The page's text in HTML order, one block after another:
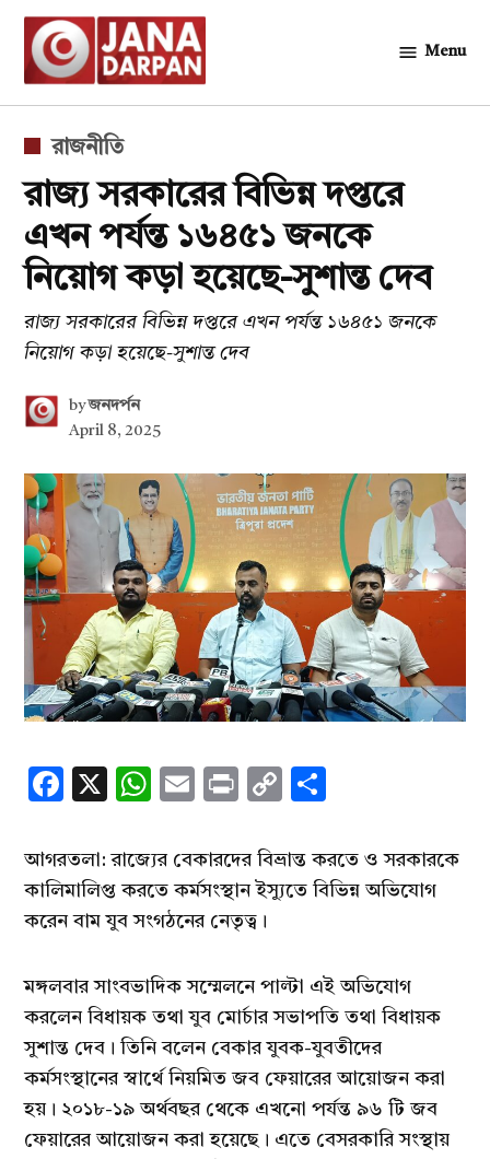
Skip
content
Menu
POSTED
রাজনীতি
রাজ্য সরকারের বিভিন্ন দপ্তরে
এখন পর্যন্ত ১৬৪৫১ জনকে
নিয়োগ কড়া হয়েছে-সুশান্ত দেব
রাজ্য সরকারের বিভিন্ন দপ্তরে এখন পর্যন্ত ১৬৪৫১ জনকে
নিয়োগ কড়া হয়েছে-সুশান্ত দেব
by জনদর্পন
April 8, 2025
Facebook
X WhatsApp
EmailPrintCopy
আগরতলা: রাজ্যের বেকারদের বিভ্রান্ত করতে ও সরকারকে
কালিমালিপ্ত করতে কর্মসংস্থান ইস্যুতে বিভিন্ন অভিযোগ
করেন বাম যুব সংগঠনের নেতৃত্ব।
মঙ্গলবার সাংবভাদিক সম্মেলনে পাল্টা এই অভিযোগ
করলেন বিধায়ক তথা যুব মোর্চার সভাপতি তথা বিধায়ক
সুশান্ত দেব। তিনি বলেন বেকার যুবক-যুবতীদের
কর্মসংস্থানের স্বার্থে নিয়মিত জব ফেয়ারের আয়োজন করা
হয়। ২০১৮-১৯ অর্থবছর থেকে এখনো পর্যন্ত ৯৬ টি জব
ফেয়ারের আয়োজন করা হয়েছে। এতে বেসরকারি সংস্থায়